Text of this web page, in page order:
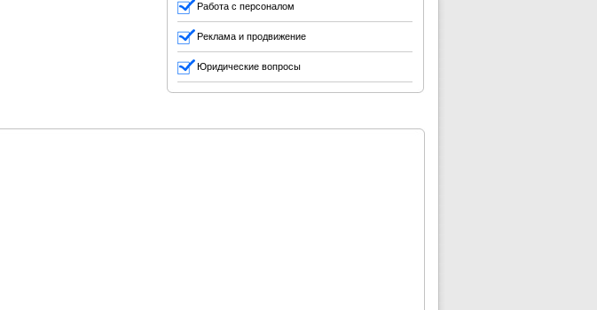
Работа с персоналом
Реклама и продвижение
Юридические вопросы